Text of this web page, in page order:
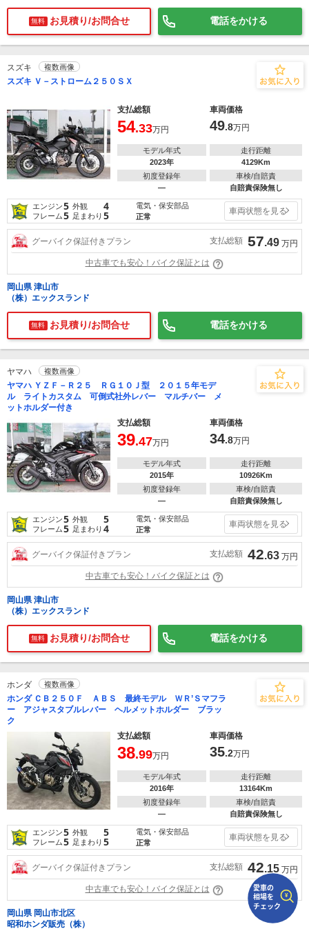
無料 お見積り/お問合せ 電話をかける
スズキ 複数画像
スズキ Ｖ－ストローム２５０ＳＸ
支払総額 車両価格
54.33万円 49.8万円
モデル年式
2023年
走行距離
4129Km
初度登録年
―
車検/自賠責
自賠責保険無し
エンジン5 外観 4
フレーム5 足まわり 5
電気・保安部品
正常
車両状態を見る
グーバイク保証付きプラン 支払総額 57.49 万円
中古車でも安心！バイク保証とは
岡山県 津山市
（株）エックスランド
無料 お見積り/お問合せ 電話をかける
ヤマハ 複数画像
ヤマハ ＹＺＦ－Ｒ２５ ＲＧ１０Ｊ型 ２０１５年モデ
ル ライトカスタム 可倒式社外レバー マルチバー メ
ットホルダー付き
支払総額
車両価格
39.47万円 34.8万円
モデル年式
2015年
走行距離
10926Km
初度登録年
―
車検/自賠責
自賠責保険無し
エンジン5 外観 5
フレーム5 足まわり 4
電気・保安部品
正常
車両状態を見る
グーバイク保証付きプラン 支払総額 42.63 万円
中古車でも安心！バイク保証とは
岡山県 津山市
（株）エックスランド
無料 お見積り/お問合せ 電話をかける
ホンダ 複数画像
ホンダ ＣＢ２５０Ｆ ＡＢＳ 最終モデル ＷＲ’Ｓマフラ
ー アジャスタブルレバー ヘルメットホルダー ブラッ
ク
支払総額
車両価格
38.99万円 35.2万円
モデル年式
2016年
走行距離
13164Km
初度登録年
―
車検/自賠責
自賠責保険無し
エンジン5 外観 5
フレーム5 足まわり 5
電気・保安部品
正常
車両状態を見る
グーバイク保証付きプラン 支払総額 42.15 万円
中古車でも安心！バイク保証とは
岡山県 岡山市北区
昭和ホンダ販売（株）
で相場をチェック！
車種選択するだけ、かんたん相場検索
車種
型式(任意)
走行距離(任意)